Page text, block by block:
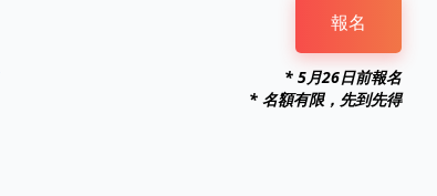
報名
* 5月26日前報名
* 名額有限，先到先得